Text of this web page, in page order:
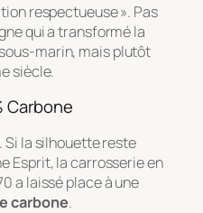
respectueuse ». Pas
qui a transformé la
marin, mais plutôt
siècle.
Carbone
Si la silhouette reste
Esprit, la carrosserie en
a laissé place à une
carbone.